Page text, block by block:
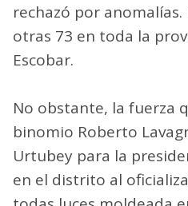
rechazó por
otras 73 en toda la
Escobar.
No obstante, la fuerza
binomio Roberto
Urtubey para la
en el distrito al